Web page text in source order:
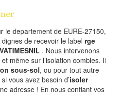
le departement de EURE-27150,
de recevoir le label rge
. Nous intervenons
même sur l’isolation combles. Il
sous-sol, ou pour tout autre
vous avez besoin d’isoler
adresse ! En nous confiant vos